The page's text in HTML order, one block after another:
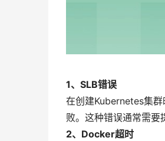
1、SLB错误
在创建Kubernetes集群
败。这种错误通常需要
2、Docker超时